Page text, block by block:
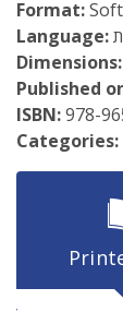
Format:
Language:
Dimensions:
Published
ISBN:978-
Categories: